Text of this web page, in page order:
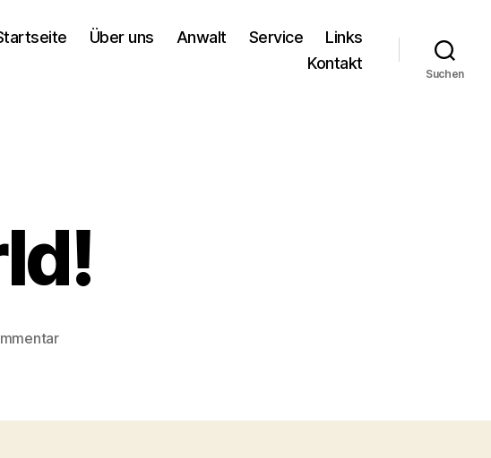
Über uns Anwalt Service
Links
Kontakt
Suchen
zu